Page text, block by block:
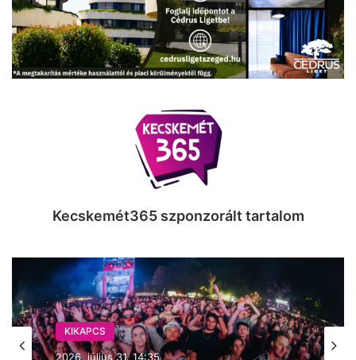
Kecskemét365 szponzorált tartalom
KIKAPCS
2026, július 30. 15:09